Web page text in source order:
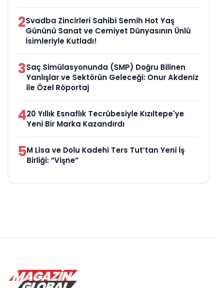
2Svadba Zincirleri Sahibi Semih Hot Yaş
Gününü Sanat ve Cemiyet Dünyasının Ünlü
İsimleriyle Kutladı!
3Saç Simülasyonunda (SMP) Doğru Bilinen
Yanlışlar ve Sektörün Geleceği: Onur Akdeniz
ile Özel Röportaj
420 Yıllık Esnaflık Tecrübesiyle Kızıltepe'ye
Yeni Bir Marka Kazandırdı
5M Lisa ve Dolu Kadehi Ters Tut’tan Yeni İş
Birliği: “Vişne”